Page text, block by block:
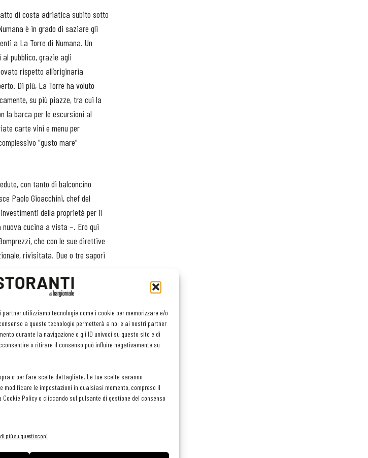
utilizziamo tecnologie come i cookie per memorizzare e/o
a queste tecnologie permetterà a noi e ai nostri partner
durante la navigazione o gli ID univoci su questo sito e di
o ritirare il consenso può influire negativamente su
o per fare scelte dettagliate. Le tue scelte saranno
modificare le impostazioni in qualsiasi momento, compreso il
Policy o cliccando sul pulsante di gestione del consenso
di più su questi scopi
di costa adriatica subito sotto
è in grado di saziare gli
a La Torre di Numana. Un
pubblico, grazie agli
rispetto all’originaria
Di più, La Torre ha voluto
su più piazze, tra cui la
la barca per le escursioni al
carte vini e menu per
“gusto mare”
con tanto di balconcino
Paolo Gioacchini, chef del
della proprietà per il
nuova cucina a vista –. Ero qui
che con le sue direttive
rivisitata. Due o tre sapori
il tema del pesce crudo: pesce
scampi nazionali, ma anche
reale della Norvegia,
al piatto - dice lo chef -,
Come ad esempio avviene
concentrate. Tutti pesci
e zenzero. Oltre al pescato
orto sinergico non distante,
selvatico. Come un deejay, ciò
che piace a me».
la brigata e rinforzare le